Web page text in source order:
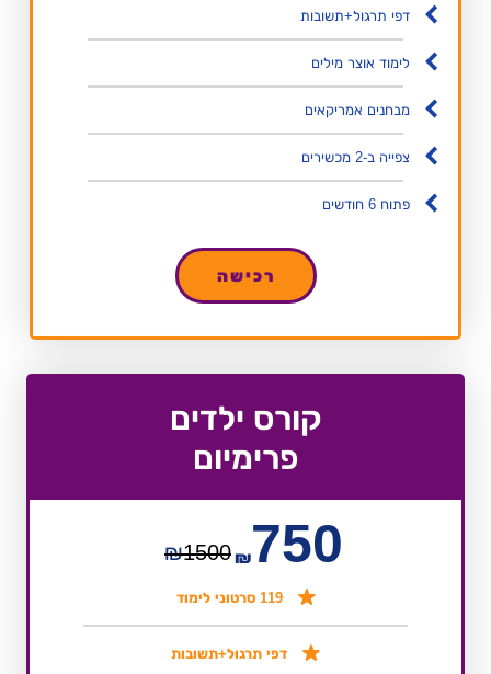
דפי תרגול+תשובות
לימוד אוצר מילים
מבחנים אמריקאים
צפייה ב-2 מכשירים
פתוח 6 חודשים
רכישה
קורס ילדים
פרימיום
₪1500₪750
119 סרטוני לימוד
דפי תרגול+תשובות